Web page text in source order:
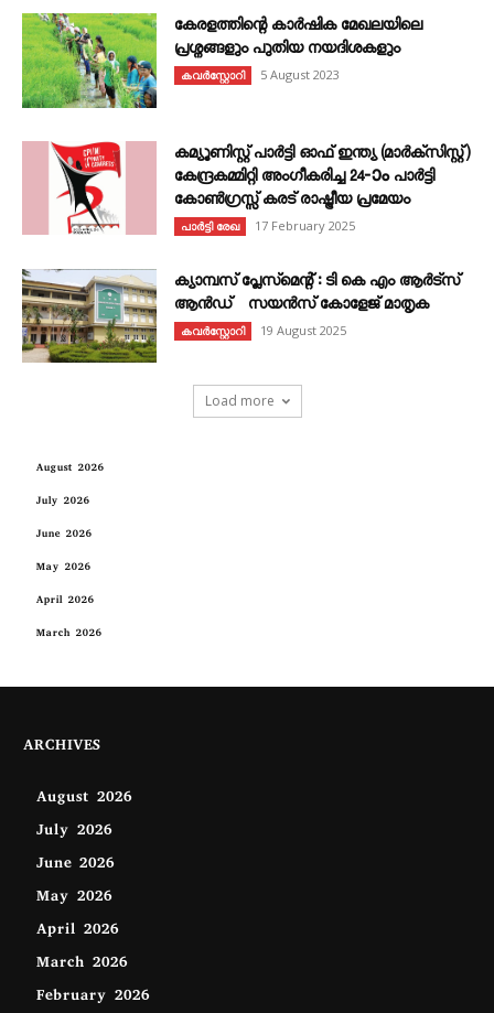
കേരളത്തിന്റെ കാർഷിക മേഖലയിലെ
പ്രശ്നങ്ങളും പുതിയ നയദിശകളും
കവര്‍സ്റ്റോറി 5 August 2023
കമ്യൂണിസ്റ്റ് പാർട്ടി ഓഫ് ഇന്ത്യ (മാർക്സിസ്റ്റ്)
കേന്ദ്രകമ്മിറ്റി അംഗീകരിച്ച 24‐ാം പാർട്ടി
കോൺഗ്രസ്സ് കരട് രാഷ്ട്രീയ പ്രമേയം
പാർട്ടി രേഖ 17 February 2025
ക്യാമ്പസ് പ്ലേസ്മെന്റ് : ടി കെ എം ആർട്സ്
ആൻഡ് സയൻസ് കോളേജ് മാതൃക
കവര്‍സ്റ്റോറി 19 August 2025
Load more
August 2026
July 2026
June 2026
May 2026
April 2026
March 2026
ARCHIVES
August 2026
July 2026
June 2026
May 2026
April 2026
March 2026
February 2026